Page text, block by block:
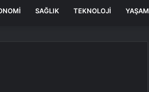
SAĞLIK TEKNOLOJI YAŞAM